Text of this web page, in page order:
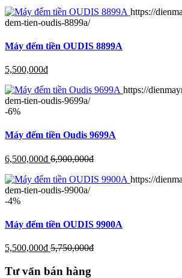
https://
dem-tien-oudis-8899a/
Máy đếm tiền OUDIS 8899A
5,500,000đ
https://
dem-tien-oudis-9699a/
-6%
Máy đếm tiền Oudis 9699A
6,500,000đ 6,900,000đ
https://
dem-tien-oudis-9900a/
-4%
Máy đếm tiền OUDIS 9900A
5,500,000đ 5,750,000đ
Tư vấn bán hàng